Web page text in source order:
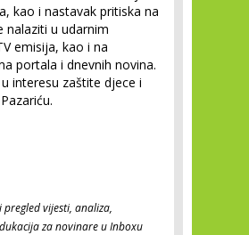
kao i nastavak pritiska na
nalaziti u udarnim
emisija, kao i na
portala i dnevnih novina.
interesu zaštite djece i
pregled vijesti, analiza,
za novinare u Inboxu